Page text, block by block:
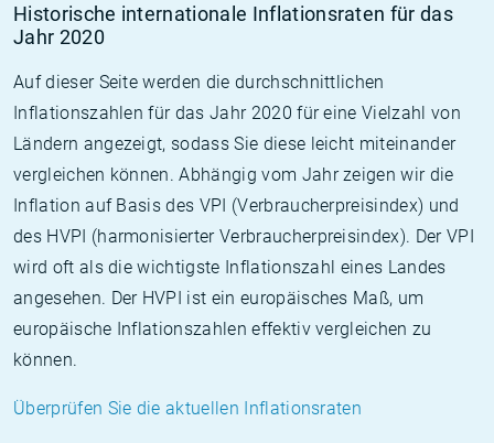
Historische internationale Inflationsraten für das
Jahr 2020
Auf dieser Seite werden die durchschnittlichen
Inflationszahlen für das Jahr 2020 für eine Vielzahl von
Ländern angezeigt, sodass Sie diese leicht miteinander
vergleichen können. Abhängig vom Jahr zeigen wir die
Inflation auf Basis des VPI (Verbraucherpreisindex) und
des HVPI (harmonisierter Verbraucherpreisindex). Der VPI
wird oft als die wichtigste Inflationszahl eines Landes
angesehen. Der HVPI ist ein europäisches Maß, um
europäische Inflationszahlen effektiv vergleichen zu
können.
Überprüfen Sie die aktuellen Inflationsraten